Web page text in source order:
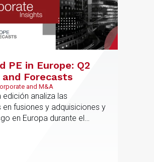
PE in Europe: Q2
and Forecasts
and M&A
edición analiza las
en fusiones y adquisiciones y
en Europa durante el